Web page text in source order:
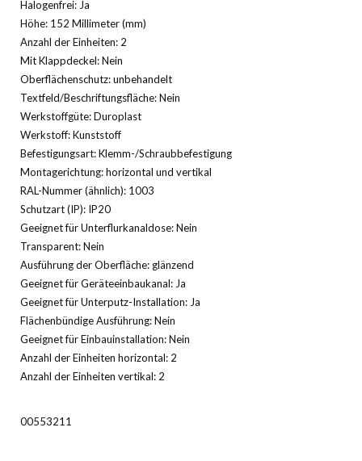
Halogenfrei: Ja
Höhe: 152 Millimeter (mm)
Anzahl der Einheiten: 2
Mit Klappdeckel: Nein
Oberflächenschutz: unbehandelt
Textfeld/Beschriftungsfläche: Nein
Werkstoffgüte: Duroplast
Werkstoff: Kunststoff
Befestigungsart: Klemm-/Schraubbefestigung
Montagerichtung: horizontal und vertikal
RAL-Nummer (ähnlich): 1003
Schutzart (IP): IP20
Geeignet für Unterflurkanaldose: Nein
Transparent: Nein
Ausführung der Oberfläche: glänzend
Geeignet für Geräteeinbaukanal: Ja
Geeignet für Unterputz-Installation: Ja
Flächenbündige Ausführung: Nein
Geeignet für Einbauinstallation: Nein
Anzahl der Einheiten horizontal: 2
Anzahl der Einheiten vertikal: 2
00553211